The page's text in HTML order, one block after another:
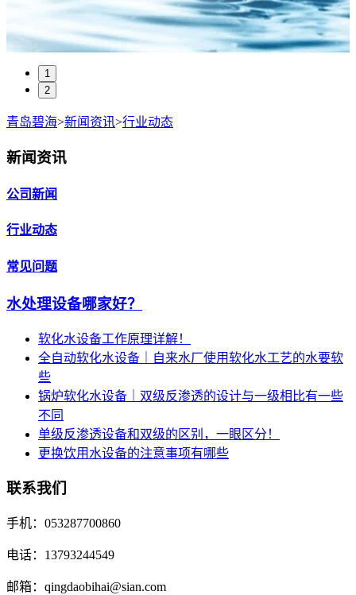
1
2
青岛碧海>新闻资讯>行业动态
新闻资讯
公司新闻
行业动态
常见问题
水处理设备哪家好？
软化水设备工作原理详解！
全自动软化水设备｜自来水厂使用软化水工艺的水要软
些
锅炉软化水设备｜双级反渗透的设计与一级相比有一些
不同
单级反渗透设备和双级的区别，一眼区分！
更换饮用水设备的注意事项有哪些
联系我们
手机：053287700860
电话：13793244549
邮箱：qingdaobihai@sian.com